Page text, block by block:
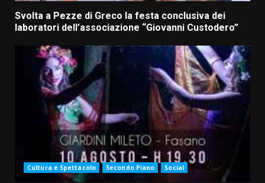
Svolta a Pezze di Greco la festa conclusiva dei
laboratori dell’associazione “Giovanni Custodero”
Cultura e Spettacolo Secondo Piano Social